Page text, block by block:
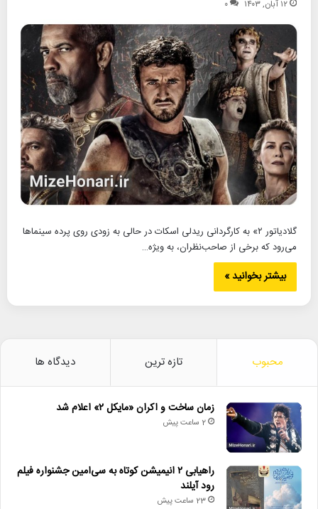
۱۲ آبان, ۱۴۰۳ ۰
گلادیاتور ۲» به کارگردانی ریدلی اسکات در حالی به زودی روی پرده سینماها
می‌رود که برخی از صاحب‌نظران، به ویژه…
بیشتر بخوانید »
محبوب تازه ترین دیدگاه ها
زمان ساخت و اکران «مایکل ۲» اعلام شد
2 ساعت پیش
راهیابی ۲ انیمیشن کوتاه به سی‌امین جشنواره فیلم
رود آیلند
23 ساعت پیش